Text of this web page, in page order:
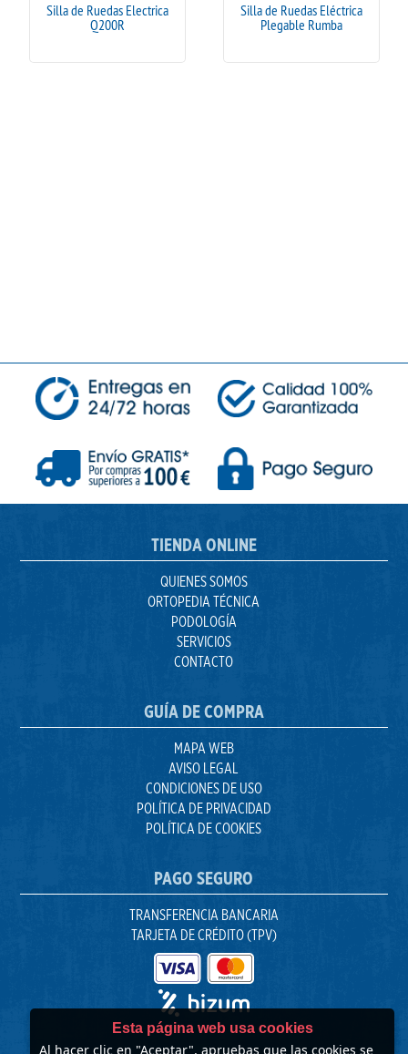
Silla de Ruedas Electrica
Q200R
Silla de Ruedas Eléctrica
Plegable Rumba
TIENDA ONLINE
QUIENES SOMOS
ORTOPEDIA TÉCNICA
PODOLOGÍA
SERVICIOS
CONTACTO
GUÍA DE COMPRA
MAPA WEB
AVISO LEGAL
CONDICIONES DE USO
POLÍTICA DE PRIVACIDAD
POLÍTICA DE COOKIES
PAGO SEGURO
TRANSFERENCIA BANCARIA
TARJETA DE CRÉDITO (TPV)
Esta página web usa cookies
Al hacer clic en "Aceptar", apruebas que las cookies se